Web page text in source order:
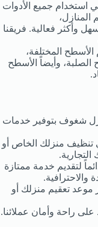
استخدام جميع الأدوات
المنازل،
وأكثر فعالية. فريقنا
الأسطح المختلفة،
الصلبة، وأيضاً الأسطح
شغوف بتوفير خدمات
تنظيف منزلك الخاص أو
لتقديم خدمة ممتازة
والاحترافية.
موعد تعقيم منزلك أو
راحة وأمان عملائنا.